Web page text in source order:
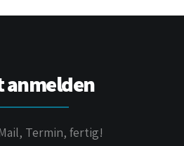
anmelden
Termin, fertig!